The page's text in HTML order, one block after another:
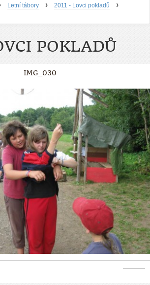
Letní tábory › 2011 - Lovci pokladů ›
POKLADŮ
IMG_030